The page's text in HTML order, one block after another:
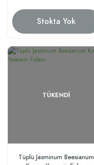
Stokta Yok
TÜKENDI
Tüplü Jasminum Beesianum